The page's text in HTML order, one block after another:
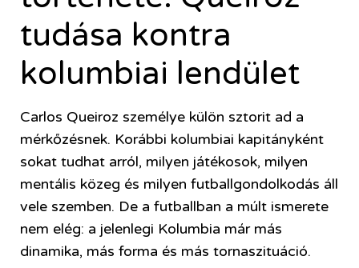
tudása kontra
kolumbiai lendület
Carlos Queiroz személye külön sztorit ad a
mérkőzésnek. Korábbi kolumbiai kapitányként
sokat tudhat arról, milyen játékosok, milyen
mentális közeg és milyen futballgondolkodás áll
vele szemben. De a futballban a múlt ismerete
nem elég: a jelenlegi Kolumbia már más
dinamika, más forma és más tornaszituáció.